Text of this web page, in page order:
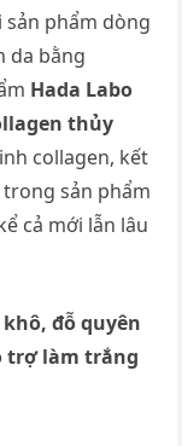
sản phẩm dòng
da bằng
Hada Labo
thủy
collagen, kết
sản phẩm
cả mới lẫn lâu
đỗ quyên
trợ làm trắng